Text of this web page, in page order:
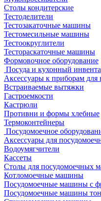
Столы кондитерские
Тестоделители
Тестозакаточные машины
Тестомесильные машины
Тестоокруглители
Тестораскаточные машины
Формовочное оборудование
Посуда и кухонный
Аксессуары к приборам для
Встраиваемые вытяжки
Гастроемкости
Кастрюли
Противни и формы хлебные
Термоконтейнеры
Посудомоечное
Аксессуары для
Водоумягчители
Кассеты
Столы для посудомоечных
Котломоечные машины
Посудомоечные машины с
Посудомоечные машины